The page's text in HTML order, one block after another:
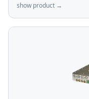
show product →